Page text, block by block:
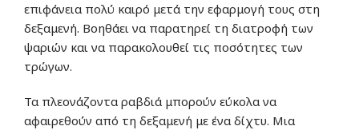
επιφάνεια πολύ καιρό μετά την εφαρμογή τους στη
δεξαμενή. Βοηθάει να παρατηρεί τη διατροφή των
ψαριών και να παρακολουθεί τις ποσότητες των
τρώγων.
Τα πλεονάζοντα ραβδιά μπορούν εύκολα να
αφαιρεθούν από τη δεξαμενή με ένα δίχτυ. Μια